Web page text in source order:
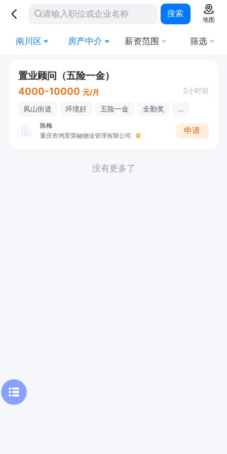
搜索
地图
南川区 房产中介 薪资范围 筛选
置业顾问（五险一金）
4000-10000 元/月 2小时前
凤山街道 环境好 五险一金 全勤奖 ...
陈梅
重庆市鸿景荣融物业管理有限公司
申请
没有更多了